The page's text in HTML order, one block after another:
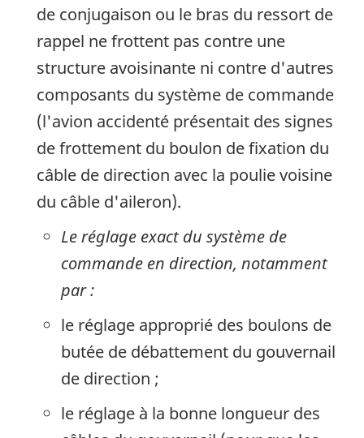
de conjugaison ou le bras du ressort de
rappel ne frottent pas contre une
structure avoisinante ni contre d'autres
composants du système de commande
(l'avion accidenté présentait des signes
de frottement du boulon de fixation du
câble de direction avec la poulie voisine
du câble d'aileron).
Le réglage exact du système de
commande en direction, notamment
par :
le réglage approprié des boulons de
butée de débattement du gouvernail
de direction ;
le réglage à la bonne longueur des